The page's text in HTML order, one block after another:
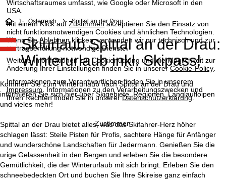
Wirtschaftsraumes umfasst, wie Google oder Microsoft in den
USA.
Mit einem Klick aufZustimmenakzeptieren Sie den Einsatz von
nicht funktionsnotwendigen Cookies und ähnlichen Technologien.
Wenn SieAblehnenklicken, verwenden wir nur technisch und zur
Vertragserfüllung notwendige Dienste.
Weitere Informationen zur Cookienutzung und die Möglichkeit zur
Änderung Ihrer Einstellungen finden Sie in unsererCookie-Policy
Informationen zum Verantwortlichen finden Sie in unserem
Impressum . Informationen zu den Verarbeitungszwecken und
Ihren Rechten finden Sie in unsererDatenschutzerklärung.
Zustimmen
S
t
a
r
t
s
e
i
Österreich Spittal an der Drau
Skiurlaub Spittal an der Drau:
Winterurlaub inkl. Skipass!
Kommen Sie zum Winterurlaub nach Spittal an der Drau und
informieren Sie sich hier über Skigebiete, Regionen, Langlaufloipen
und vieles mehr!
Spittal an der Drau bietet alles, was das Skifahrer-Herz höher
schlagen lässt: Steile Pisten für Profis, sachtere Hänge für Anfänger
und wunderschöne Landschaften für Jedermann. Genießen Sie die
urige Gelassenheit in den Bergen und erleben Sie die besondere
Gemütlichkeit, die der Winterurlaub mit sich bringt. Erleben Sie den
schneebedeckten Ort und buchen Sie Ihre Skireise ganz einfach